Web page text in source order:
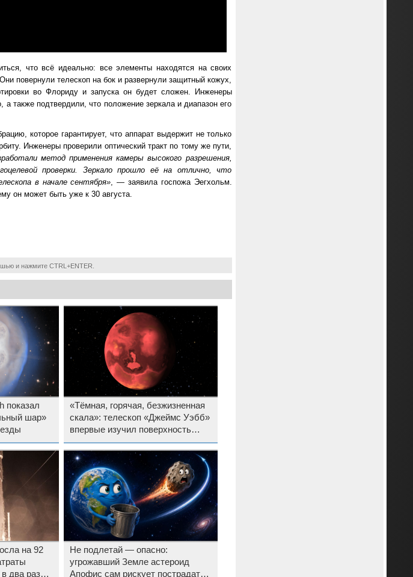
что всё идеально: все элементы находятся на своих
повернули телескоп на бок и развернули защитный кожух,
во Флориду и запуска он будет сложен. Инженеры
а также подтвердили, что положение зеркала и диапазон его
которое гарантирует, что аппарат выдержит не только
Инженеры проверили оптический тракт по тому же пути,
метод применения камеры высокого разрешения,
проверки. Зеркало прошло её на отлично, что
в начале сентября», — заявила госпожа Эегхольм.
он может быть уже к 30 августа.
и нажмите CTRL+ENTER.
показал
шар»
«Тёмная, горячая, безжизненная
скала»: телескоп «Джеймс Уэбб»
впервые изучил поверхность
экзопланеты за пределами
Солнечной системы
на 92
два раза
Не подлетай — опасно:
угрожавший Земле астероид
Апофис сам рискует пострадать